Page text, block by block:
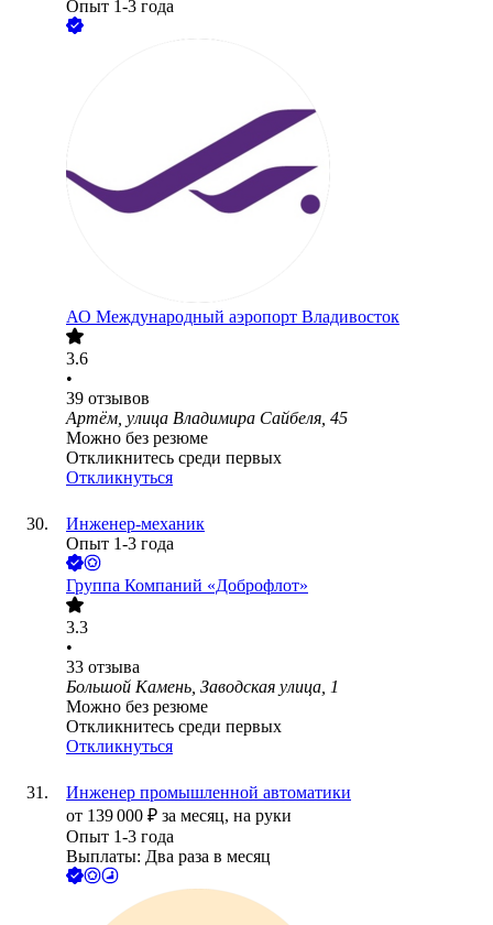
Опыт 1-3 года
АО Международный аэропорт Владивосток
3.6
•
39 отзывов
Артём, улица Владимира Сайбеля, 45
Можно без резюме
Откликнитесь среди первых
Откликнуться
Инженер-механик
Опыт 1-3 года
Группа Компаний «Доброфлот»
3.3
•
33 отзыва
Большой Камень, Заводская улица, 1
Можно без резюме
Откликнитесь среди первых
Откликнуться
Инженер промышленной автоматики
от 139 000 ₽ за месяц, на руки
Опыт 1-3 года
Выплаты: Два раза в месяц